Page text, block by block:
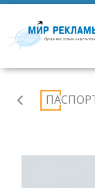
Аэропорт
Ростов-